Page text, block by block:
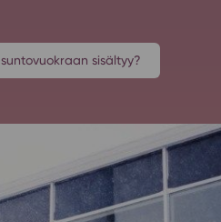
sisältyy?